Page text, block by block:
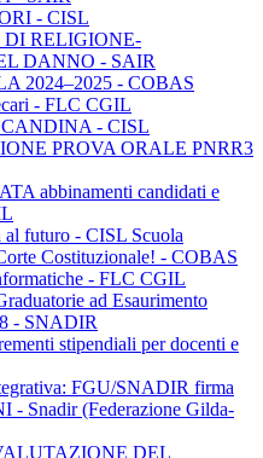
- CISL
RELIGIONE-
DANNO - SAIR
2024–2025 - COBAS
- FLC CGIL
- CISL
PROVA ORALE PNRR3
abbinamenti candidati e
al futuro - CISL Scuola
Costituzionale! - COBAS
- FLC CGIL
ad Esaurimento
- SNADIR
stipendiali per docenti e
FGU/SNADIR firma
- Snadir (Federazione Gilda-
DEL